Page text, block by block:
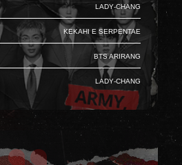
Lady-Chang
Kekahi e Serpentae
BTS Arirang
Lady-Chang